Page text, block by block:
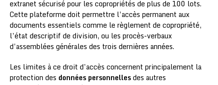
extranet sécurisé pour les copropriétés de plus de 100 lots.
Cette plateforme doit permettre l’accès permanent aux
documents essentiels comme le règlement de copropriété,
l’état descriptif de division, ou les procès-verbaux
d’assemblées générales des trois dernières années.
Les limites à ce droit d’accès concernent principalement la
protection des données personnellesdes autres